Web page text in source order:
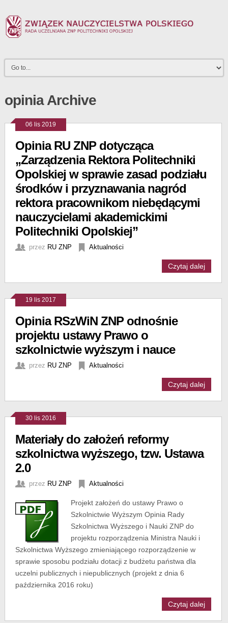
opinia Archive
06 lis 2019
Opinia RU ZNP dotycząca
„Zarządzenia Rektora Politechniki
Opolskiej w sprawie zasad podziału
środków i przyznawania nagród
rektora pracownikom niebędącymi
nauczycielami akademickimi
Politechniki Opolskiej”
przez RU ZNP Aktualności
Czytaj dalej
19 lis 2017
Opinia RSzWiN ZNP odnośnie
projektu ustawy Prawo o
szkolnictwie wyższym i nauce
przez RU ZNP Aktualności
Czytaj dalej
30 lis 2016
Materiały do założeń reformy
szkolnictwa wyższego, tzw. Ustawa
2.0
przez RU ZNP Aktualności
Projekt założeń do ustawy Prawo o
Szkolnictwie Wyższym Opinia Rady
Szkolnictwa Wyższego i Nauki ZNP do
projektu rozporządzenia Ministra Nauki i
Szkolnictwa Wyższego zmieniającego rozporządzenie w
sprawie sposobu podziału dotacji z budżetu państwa dla
uczelni publicznych i niepublicznych (projekt z dnia 6
października 2016 roku)
Czytaj dalej